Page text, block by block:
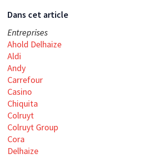
Dans cet article
Entreprises
Ahold Delhaize
Aldi
Andy
Carrefour
Casino
Chiquita
Colruyt
Colruyt Group
Cora
Delhaize